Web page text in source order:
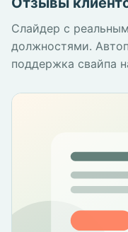
Слайдер с
должностями.
поддержка свайпа